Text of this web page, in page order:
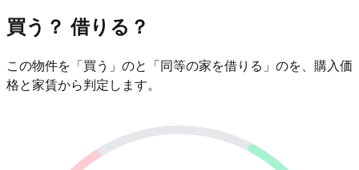
買う？ 借りる？
この物件を「買う」のと「同等の家を借りる」のを、購入価
格と家賃から判定します。